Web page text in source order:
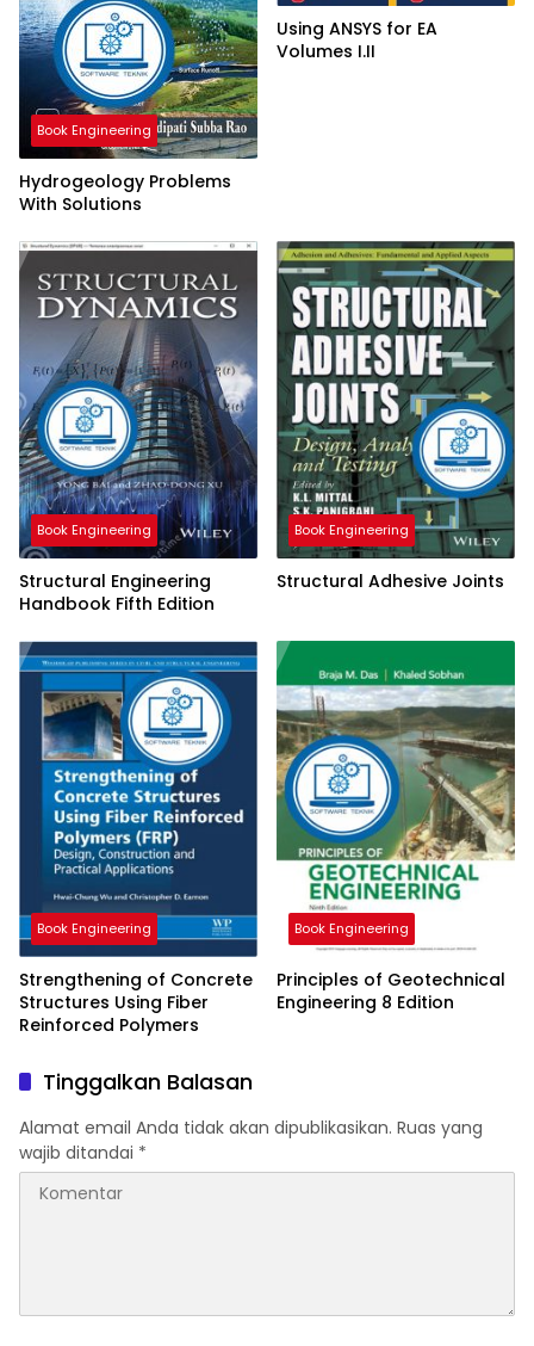
Book Engineering
Hydrogeology Problems
With Solutions
Using ANSYS for EA
Volumes I.II
Book Engineering
Structural Engineering
Handbook Fifth Edition
Book Engineering
Structural Adhesive Joints
Book Engineering
Strengthening of Concrete
Structures Using Fiber
Reinforced Polymers
Book Engineering
Principles of Geotechnical
Engineering 8 Edition
Tinggalkan Balasan
Alamat email Anda tidak akan dipublikasikan. Ruas yang
wajib ditandai *